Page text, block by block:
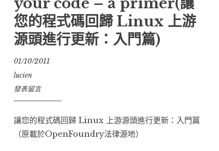
文
翻
譯”
your code – a primer(讓
您的程式碼回歸 Linux 上游
源頭進行更新：入門篇)
01/10/2011
lucien
發表留言
讓您的程式碼回歸 Linux 上游源頭進行更新：入門篇
（原載於OpenFoundry法律源地）